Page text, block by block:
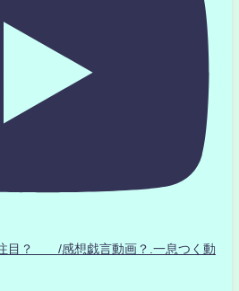
目？ /感想戯言動画？.一息つく動